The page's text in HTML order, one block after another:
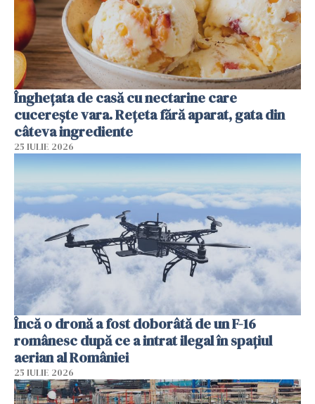
Înghețata de casă cu nectarine care
cucerește vara. Rețeta fără aparat, gata din
câteva ingrediente
25 IULIE 2026
Încă o dronă a fost doborâtă de un F-16
românesc după ce a intrat ilegal în spațiul
aerian al României
25 IULIE 2026